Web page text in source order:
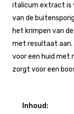
italicum extract is
van de
het krimpen van
met resultaat
voor een huid met
zorgt voor een
Inhoud: